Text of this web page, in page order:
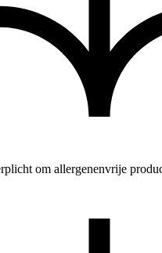
om allergenenvrije